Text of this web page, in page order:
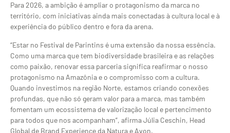
Para 2026, a ambição é ampliar o protagonismo da marca no
território, com iniciativas ainda mais conectadas à cultura local e à
experiência do público dentro e fora da arena.
“Estar no Festival de Parintins é uma extensão da nossa essência.
Como uma marca que tem biodiversidade brasileira e as relações
como paixão, renovar essa parceria significa reafirmar o nosso
protagonismo na Amazônia e o compromisso com a cultura.
Quando investimos na região Norte, estamos criando conexões
profundas, que não só geram valor para a marca, mas também
fomentam um ecossistema de valorização local e pertencimento
para todos que nos acompanham”, afirma Júlia Ceschin, Head
Global de Brand Experience da Natura e Avon.